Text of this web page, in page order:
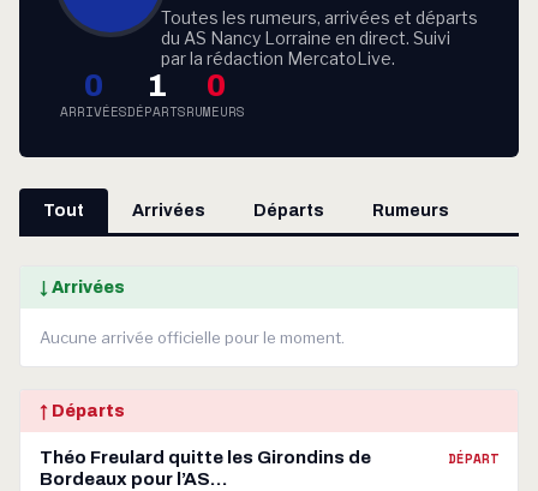
Toutes les rumeurs, arrivées et départs
du AS Nancy Lorraine en direct. Suivi
par la rédaction MercatoLive.
0
ARRIVÉES
1
DÉPARTS
0
RUMEURS
Tout Arrivées Départs Rumeurs
↓ Arrivées
Aucune arrivée officielle pour le moment.
↑ Départs
Théo Freulard quitte les Girondins de
Bordeaux pour l’AS…
DÉPART